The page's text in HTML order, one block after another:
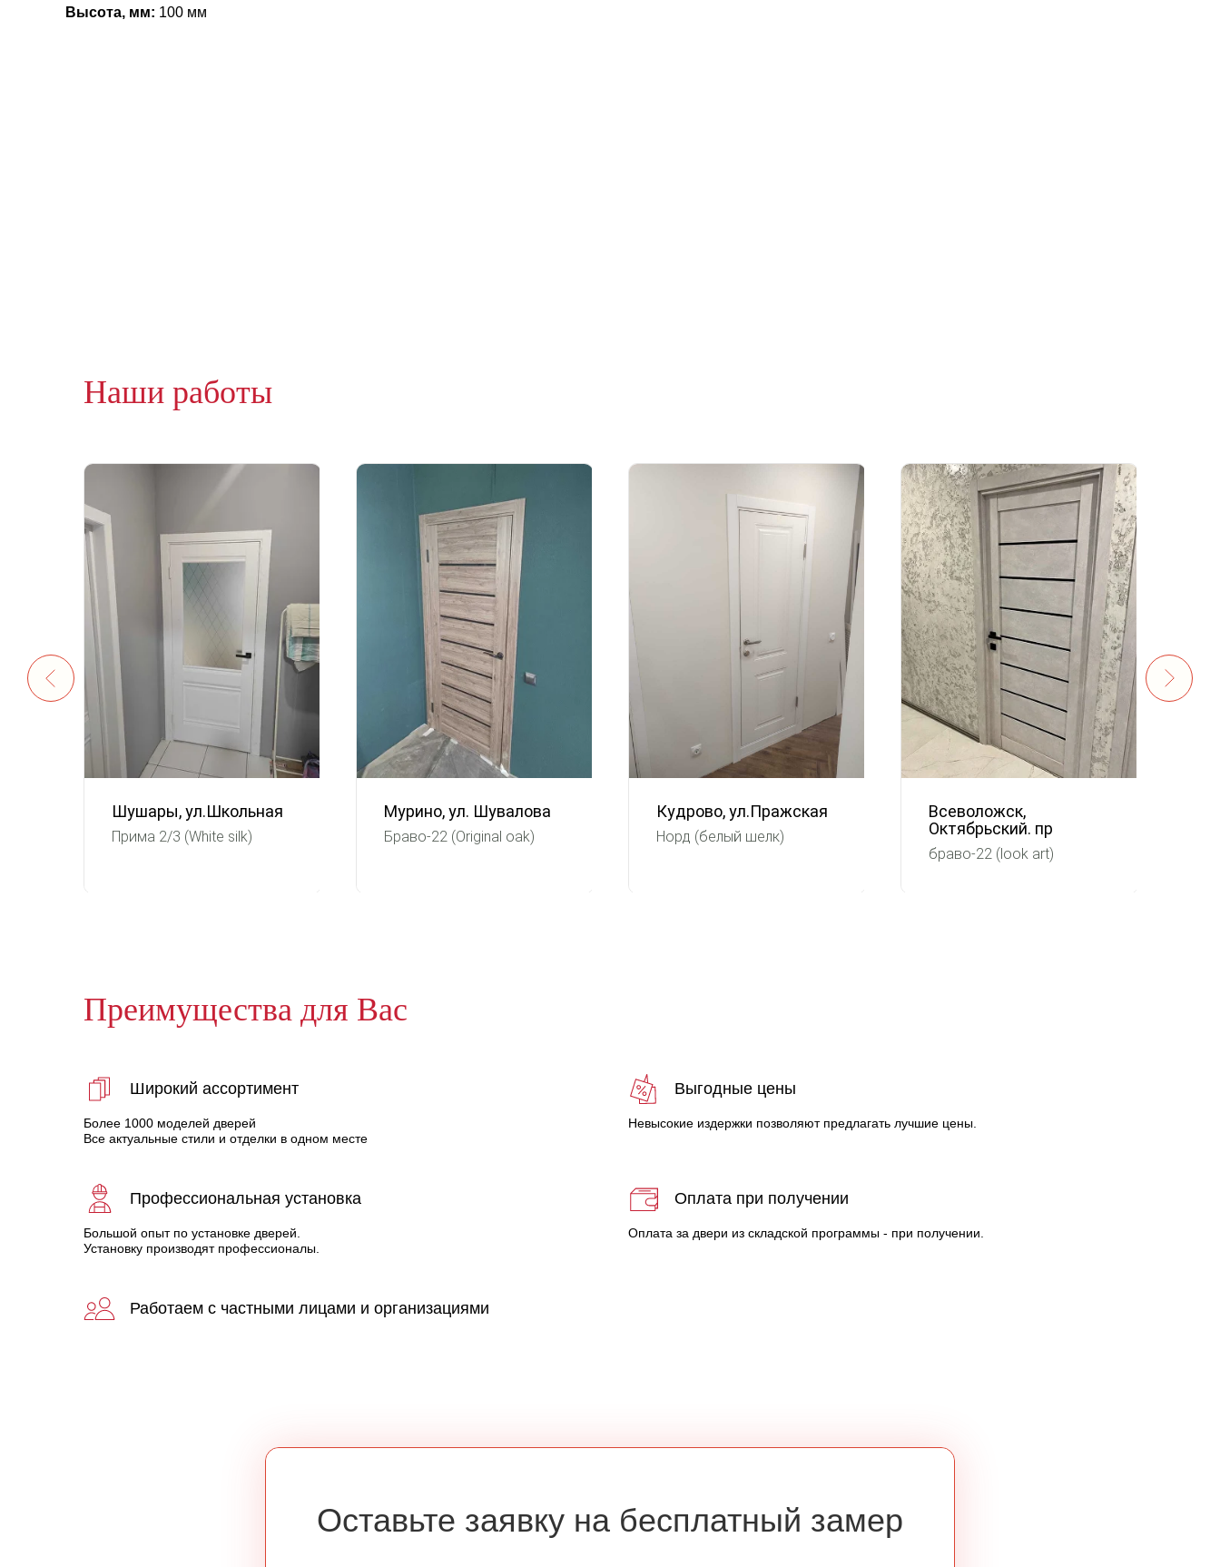
Высота, мм: 100 мм
Наши работы
Шушары, ул.Школьная
Прима 2/3 (White silk)
Мурино, ул. Шувалова
Браво-22 (Original oak)
Кудрово, ул.Пражская
Норд (белый шелк)
Всеволожск,
Октябрьский. пр
браво-22 (look art)
Преимущества для Вас
Широкий ассортимент
Более 1000 моделей дверей
Все актуальные стили и отделки в одном месте
Выгодные цены
Невысокие издержки позволяют предлагать лучшие цены.
Профессиональная установка
Большой опыт по установке дверей.
Установку производят профессионалы.
Оплата при получении
Оплата за двери из складской программы - при получении.
Работаем с частными лицами и организациями
Оставьте заявку на бесплатный замер